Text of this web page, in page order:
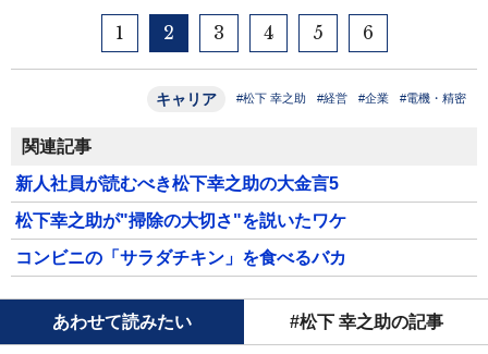
1 2 3 4 5 6
キャリア #松下 幸之助 #経営 #企業 #電機・精密
関連記事
新人社員が読むべき松下幸之助の大金言5
松下幸之助が"掃除の大切さ"を説いたワケ
コンビニの「サラダチキン」を食べるバカ
あわせて読みたい #松下 幸之助の記事